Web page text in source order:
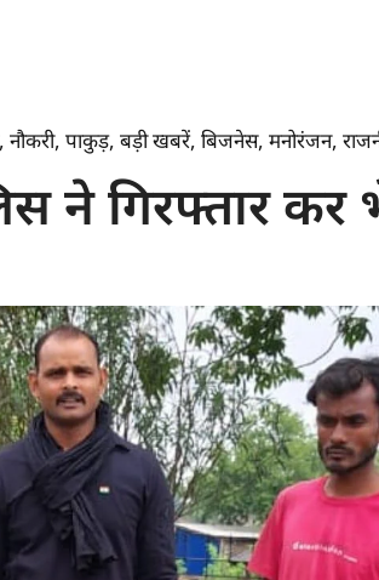
नौकरी, पाकुड़, बड़ी खबरें, बिजनेस, मनोरंजन,
ने गिरफ्तार कर